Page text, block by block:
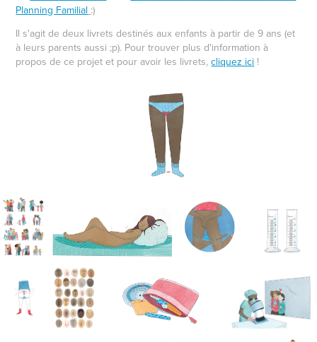
Planning Familial :)
Il s'agit de deux livrets destinés aux enfants à partir de 9 ans (et
à leurs parents aussi ;p). Pour trouver plus d'information à
propos de ce projet et pour avoir les livrets,cliquez ici !